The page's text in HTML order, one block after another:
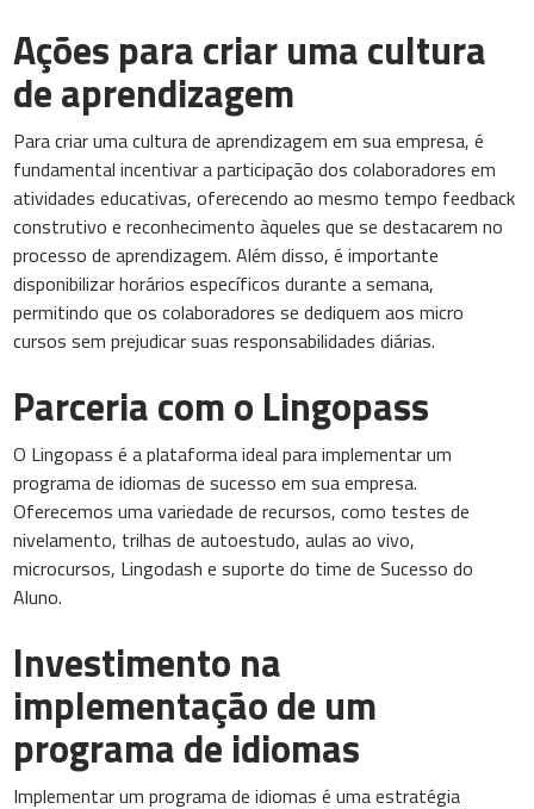
Ações para criar uma cultura
de aprendizagem
Para criar uma cultura de aprendizagem em sua empresa, é
fundamental incentivar a participação dos colaboradores em
atividades educativas, oferecendo ao mesmo tempo feedback
construtivo e reconhecimento àqueles que se destacarem no
processo de aprendizagem. Além disso, é importante
disponibilizar horários específicos durante a semana,
permitindo que os colaboradores se dediquem aos micro
cursos sem prejudicar suas responsabilidades diárias.
Parceria com o Lingopass
O Lingopass é a plataforma ideal para implementar um
programa de idiomas de sucesso em sua empresa.
Oferecemos uma variedade de recursos, como testes de
nivelamento, trilhas de autoestudo, aulas ao vivo,
microcursos, Lingodash e suporte do time de Sucesso do
Aluno.
Investimento na
implementação de um
programa de idiomas
Implementar um programa de idiomas é uma estratégia